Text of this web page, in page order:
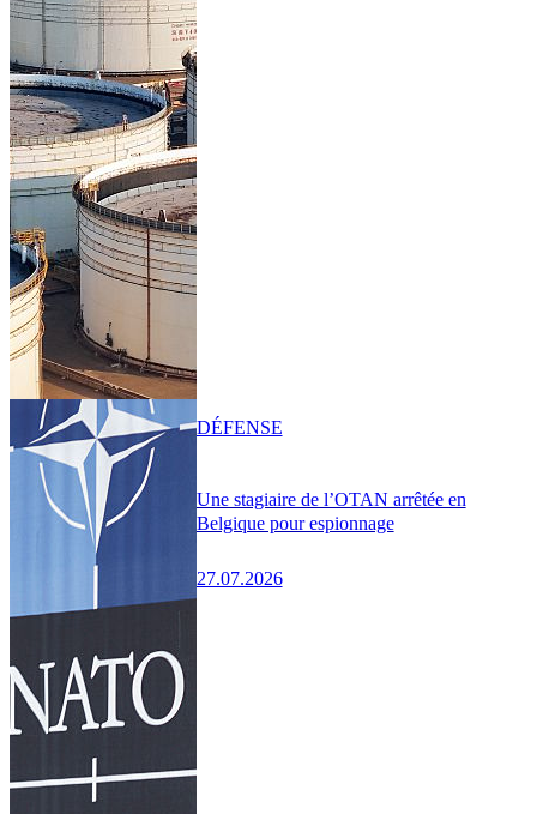
Une stagiaire de l’OTAN arrêtée en
Belgique pour espionnage
27.07.2026
DÉFENSE